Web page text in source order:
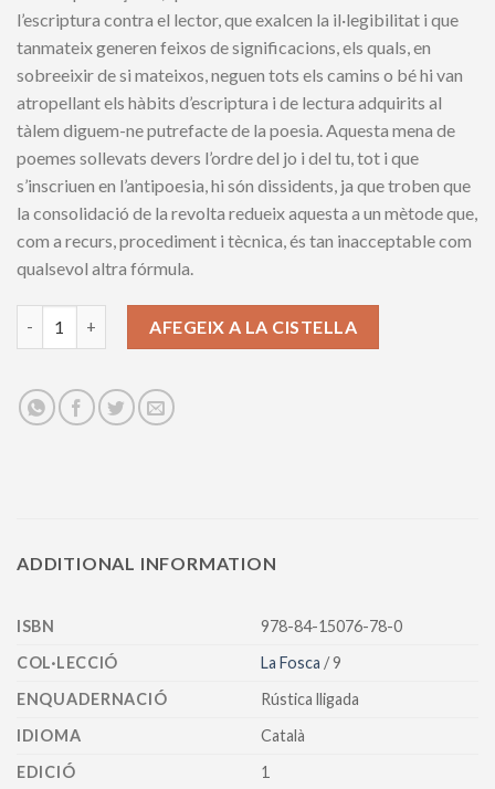
l’escriptura contra el lector, que exalcen la il·legibilitat i que
tanmateix generen feixos de significacions, els quals, en
sobreeixir de si mateixos, neguen tots els camins o bé hi van
atropellant els hàbits d’escriptura i de lectura adquirits al
tàlem diguem-ne putrefacte de la poesia. Aquesta mena de
poemes sollevats devers l’ordre del jo i del tu, tot i que
s’inscriuen en l’antipoesia, hi són dissidents, ja que troben que
la consolidació de la revolta redueix aquesta a un mètode que,
com a recurs, procediment i tècnica, és tan inacceptable com
qualsevol altra fórmula.
Sí fa que sí quantityAFEGEIX A LA CISTELLA
ADDITIONAL INFORMATION
ISBN
978-84-15076-78-0
COL·LECCIÓ
La Fosca / 9
ENQUADERNACIÓ
Rústica lligada
IDIOMA
Català
EDICIÓ
1